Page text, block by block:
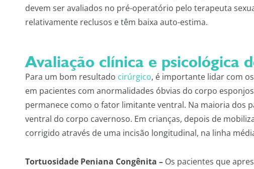
devem ser avaliados no pré-operatório pelo terapeuta
relativamente reclusos e têm baixa auto-estima.
Avaliação clínica e psicológica
Para um bom resultado cirúrgico, é importante lidar com
em pacientes com anormalidades óbvias do corpo
permanece como o fator limitante ventral. Na maioria dos
ventral do corpo cavernoso. Em crianças, depois de
corrigido através de uma incisão longitudinal, na linha
Tortuosidade Peniana Congênita – Os pacientes que